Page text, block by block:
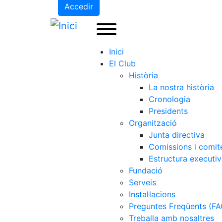
Accedir
Inici
El Club
Història
La nostra història
Cronologia
Presidents
Organització
Junta directiva
Comissions i
Estructura
Fundació
Serveis
Instal·lacions
Preguntes Freqüents
Treballa amb nosaltres